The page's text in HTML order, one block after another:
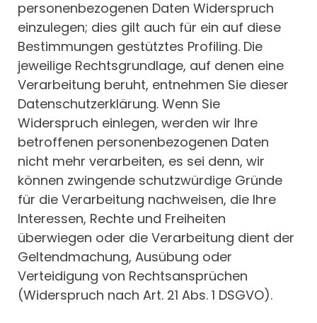
personenbezogenen Daten Widerspruch
einzulegen; dies gilt auch für ein auf diese
Bestimmungen gestütztes Profiling. Die
jeweilige Rechtsgrundlage, auf denen eine
Verarbeitung beruht, entnehmen Sie dieser
Datenschutzerklärung. Wenn Sie
Widerspruch einlegen, werden wir Ihre
betroffenen personenbezogenen Daten
nicht mehr verarbeiten, es sei denn, wir
können zwingende schutzwürdige Gründe
für die Verarbeitung nachweisen, die Ihre
Interessen, Rechte und Freiheiten
überwiegen oder die Verarbeitung dient der
Geltendmachung, Ausübung oder
Verteidigung von Rechtsansprüchen
(Widerspruch nach Art. 21 Abs. 1 DSGVO).